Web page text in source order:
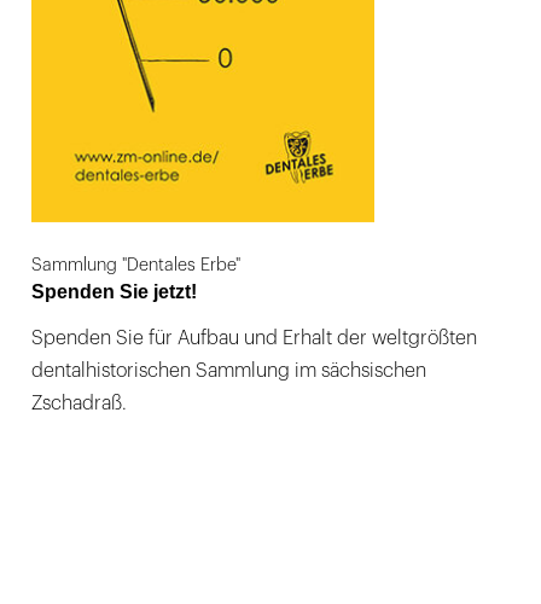
Sammlung "Dentales Erbe"
Spenden Sie jetzt!
Spenden Sie für Aufbau und Erhalt der weltgrößten
dentalhistorischen Sammlung im sächsischen
Zschadraß.